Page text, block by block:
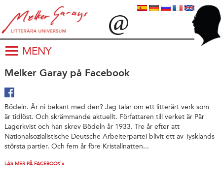
MENY
Melker Garay på Facebook
Bödeln. Är ni bekant med den? Jag talar om ett litterärt verk som
är tidlöst. Och skrämmande aktuellt. Författaren till verket är Pär
Lagerkvist och han skrev Bödeln år 1933. Tre år efter att
Nationalsozialistische Deutsche Arbeiterpartei blivit ett av Tysklands
största partier. Och fem år före Kristallnatten...
LÄS MER PÅ FACEBOOK »